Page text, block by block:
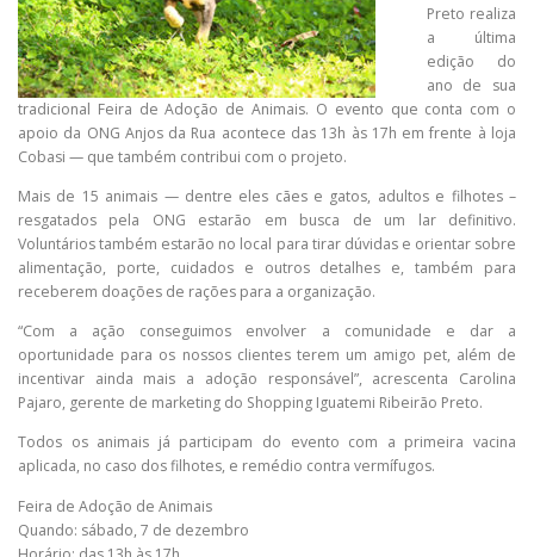
Preto realiza
a última
edição do
ano de sua
tradicional Feira de Adoção de Animais. O evento que conta com o
apoio da ONG Anjos da Rua acontece das 13h às 17h em frente à loja
Cobasi — que também contribui com o projeto.
Mais de 15 animais — dentre eles cães e gatos, adultos e filhotes –
resgatados pela ONG estarão em busca de um lar definitivo.
Voluntários também estarão no local para tirar dúvidas e orientar sobre
alimentação, porte, cuidados e outros detalhes e, também para
receberem doações de rações para a organização.
“Com a ação conseguimos envolver a comunidade e dar a
oportunidade para os nossos clientes terem um amigo pet, além de
incentivar ainda mais a adoção responsável”, acrescenta Carolina
Pajaro, gerente de marketing do Shopping Iguatemi Ribeirão Preto.
Todos os animais já participam do evento com a primeira vacina
aplicada, no caso dos filhotes, e remédio contra vermífugos.
Feira de Adoção de Animais
Quando: sábado, 7 de dezembro